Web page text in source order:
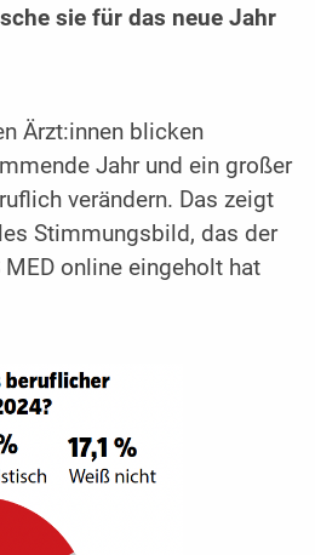
sie für das neue Jahr
Ärzt:innen blicken
Jahr und ein großer
verändern. Das zeigt
Stimmungsbild, das der
MED online eingeholt hat